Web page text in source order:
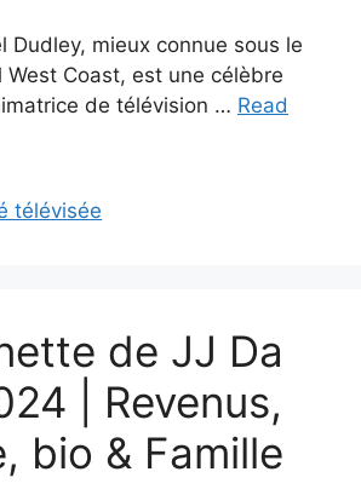
Dudley, mieux connue sous le
West Coast, est une célèbre
de télévision … Read
télévisée
de JJ Da
| Revenus,
bio & Famille